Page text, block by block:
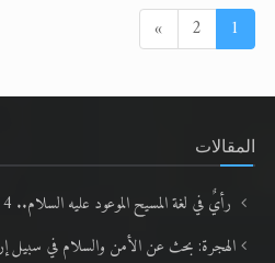
1
2
»التالي
المقالات
رأيٌ في لغة المسيح الموعود عليه السلام.. 4
الهجرة: بحث عن الأمن والسلام في سبيل